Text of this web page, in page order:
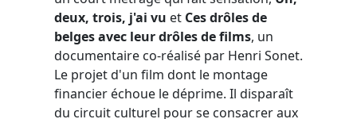
deux, trois, j'ai vu et Ces drôles de
belges avec leur drôles de films, un
documentaire co-réalisé par Henri Sonet.
Le projet d'un film dont le montage
financier échoue le déprime. Il disparaît
du circuit culturel pour se consacrer aux